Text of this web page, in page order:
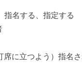
指名する、指定する
席に立つよう）指名